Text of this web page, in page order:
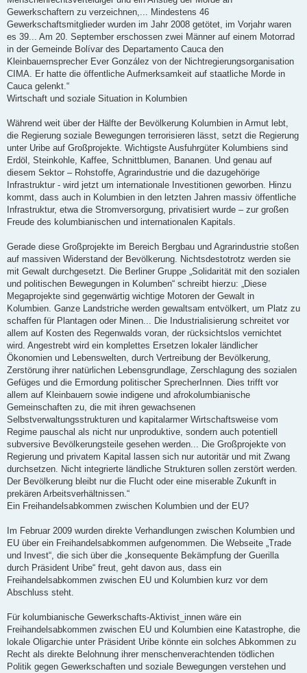
Gewerkschaftern zu verzeichnen,... Mindestens 46
Gewerkschaftsmitglieder wurden im Jahr 2008 getötet, im Vorjahr waren
es 39... Am 20. September erschossen zwei Männer auf einem Motorrad
in der Gemeinde Bolívar des Departamento Cauca den
Kleinbauernsprecher Ever González von der Nichtregierungsorganisation
CIMA. Er hatte die öffentliche Aufmerksamkeit auf staatliche Morde in
Cauca gelenkt.“
Wirtschaft und soziale Situation in Kolumbien
Während weit über der Hälfte der Bevölkerung Kolumbien in Armut lebt,
die Regierung soziale Bewegungen terrorisieren lässt, setzt die Regierung
unter Uribe auf Großprojekte. Wichtigste Ausfuhrgüter Kolumbiens sind
Erdöl, Steinkohle, Kaffee, Schnittblumen, Bananen. Und genau auf
diesem Sektor – Rohstoffe, Agrarindustrie und die dazugehörige
Infrastruktur - wird jetzt um internationale Investitionen geworben. Hinzu
kommt, dass auch in Kolumbien in den letzten Jahren massiv öffentliche
Infrastruktur, etwa die Stromversorgung, privatisiert wurde – zur großen
Freude des kolumbianischen und internationalen Kapitals.
Gerade diese Großprojekte im Bereich Bergbau und Agrarindustrie stoßen
auf massiven Widerstand der Bevölkerung. Nichtsdestotrotz werden sie
mit Gewalt durchgesetzt. Die Berliner Gruppe „Solidarität mit den sozialen
und politischen Bewegungen in Kolumben“ schreibt hierzu: „Diese
Megaprojekte sind gegenwärtig wichtige Motoren der Gewalt in
Kolumbien. Ganze Landstriche werden gewaltsam entvölkert, um Platz zu
schaffen für Plantagen oder Minen... Die Industrialisierung schreitet vor
allem auf Kosten des Regenwalds voran, der rücksichtslos vernichtet
wird. Angestrebt wird ein komplettes Ersetzen lokaler ländlicher
Ökonomien und Lebenswelten, durch Vertreibung der Bevölkerung,
Zerstörung ihrer natürlichen Lebensgrundlage, Zerschlagung des sozialen
Gefüges und die Ermordung politischer SprecherInnen. Dies trifft vor
allem auf Kleinbauern sowie indigene und afrokolumbianische
Gemeinschaften zu, die mit ihren gewachsenen
Selbstverwaltungsstrukturen und kapitalarmer Wirtschaftsweise vom
Regime pauschal als nicht nur unproduktive, sondern auch potentiell
subversive Bevölkerungsteile gesehen werden... Die Großprojekte von
Regierung und privatem Kapital lassen sich nur autoritär und mit Zwang
durchsetzen. Nicht integrierte ländliche Strukturen sollen zerstört werden.
Der Bevölkerung bleibt nur die Flucht oder eine miserable Zukunft in
prekären Arbeitsverhältnissen.“
Ein Freihandelsabkommen zwischen Kolumbien und der EU?
Im Februar 2009 wurden direkte Verhandlungen zwischen Kolumbien und
EU über ein Freihandelsabkommen aufgenommen. Die Webseite „Trade
und Invest“, die sich über die „konsequente Bekämpfung der Guerilla
durch Präsident Uribe“ freut, geht davon aus, dass ein
Freihandelsabkommen zwischen EU und Kolumbien kurz vor dem
Abschluss steht.
Für kolumbianische Gewerkschafts-Aktivist_innen wäre ein
Freihandelsabkommen zwischen EU und Kolumbien eine Katastrophe, die
lokale Oligarchie unter Präsident Uribe könnte ein solches Abkommen zu
Recht als direkte Belohnung ihrer menschenverachtenden tödlichen
Politik gegen Gewerkschaften und soziale Bewegungen verstehen und